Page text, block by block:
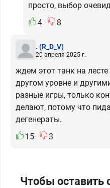
просто, выбор
4
8
. (R_D_V)
20 апреля 2025 г.
ждем этот танк на
другом уровне и
разные игры, только
делают, потому что
дегенераты.
15
3
Чтобы оставить